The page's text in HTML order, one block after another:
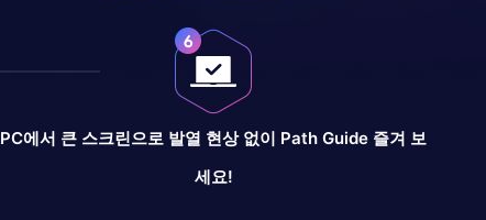
PC에서 큰 스크린으로 발열 현상 없이 Path Guide 즐겨 보
세요!